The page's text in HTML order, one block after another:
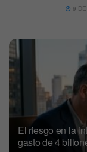
9
El riesgo en la
gasto de 4